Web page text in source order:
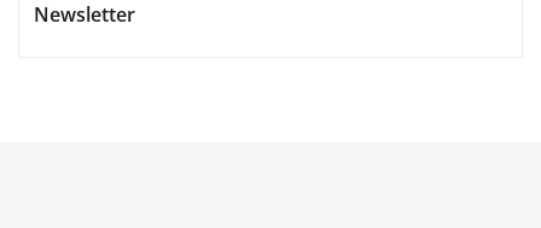
Newsletter